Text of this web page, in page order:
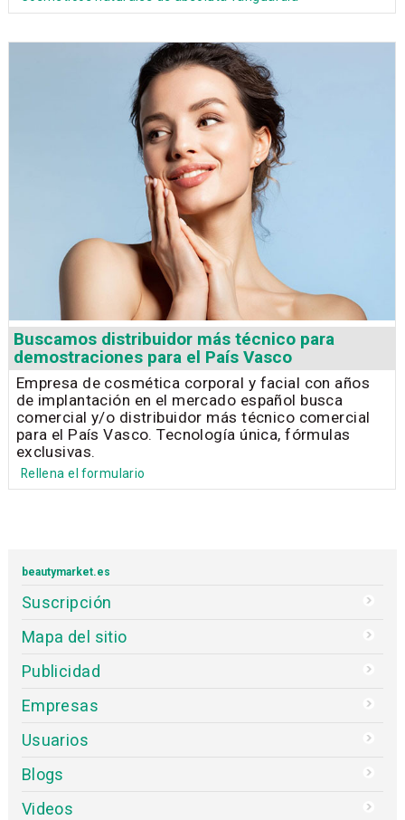
Buscamos distribuidor más técnico para
demostraciones para el País Vasco
Empresa de cosmética corporal y facial con años
de implantación en el mercado español busca
comercial y/o distribuidor más técnico comercial
para el País Vasco. Tecnología única, fórmulas
exclusivas.
Rellena el formulario
beautymarket.es
Suscripción
Mapa del sitio
Publicidad
Empresas
Usuarios
Blogs
Videos